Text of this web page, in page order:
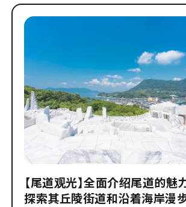
【尾道观光】全面介绍尾道的魅
探索其丘陵街道和沿着海岸漫